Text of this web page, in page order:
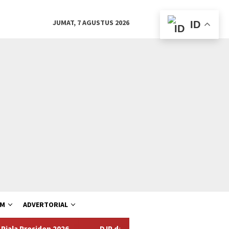
JUMAT, 7 AGUSTUS 2026
ADVERTORIAL
ID